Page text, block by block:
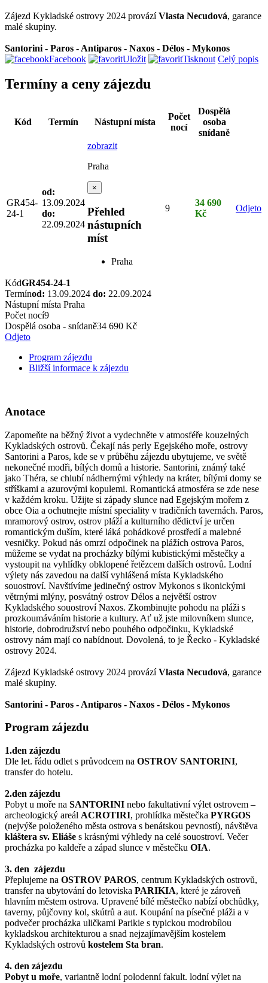
Zájezd Kykladské ostrovy 2024 provázíVlasta Necudová, garance
malé skupiny.
Santorini - Paros - Antiparos - Naxos - Délos - Mykonos
Facebook
Uložit Tisknout Celý popis
Termíny a ceny zájezdu
Kód Termín Nástupní místa
Počet
nocí
Dospělá
osoba
snídaně
GR454-
24-1
od:
13.09.2024
do:
22.09.2024
zobrazit
Praha
×
Přehled
nástupních
míst
Praha
9
34 690
Kč
Odjeto
KódGR454-24-1
Termínod: 13.09.2024 do: 22.09.2024
Nástupní místa Praha
Počet nocí9
Dospělá osoba - snídaně34 690 Kč
Odjeto
Program zájezdu
Bližší informace k zájezdu
Anotace
Zapomeňte na běžný život a vydechněte v atmosféře kouzelných
Kykladských ostrovů. Čekají nás perly Egejského moře, ostrovy
Santorini a Paros, kde se v průběhu zájezdu ubytujeme, ve světě
nekonečné modři, bílých domů a historie. Santorini, známý také
jako Théra, se chlubí nádhernými výhledy na kráter, bílými domy se
stříškami a azurovými kopulemi. Romantická atmosféra se zde nese
v každém kroku. Užijte si západy slunce nad Egejským mořem z
obce Oia a ochutnejte místní speciality v tradičních tavernách. Paros,
mramorový ostrov, ostrov pláží a kulturního dědictví je určen
romantickým duším, které láká pohádkové prostředí a malebné
vesničky. Pokud nás omrzí odpočinek na plážích ostrova Paros,
můžeme se vydat na procházky bílými kubistickými městečky a
vystoupit na vyhlídky obklopené řetězcem dalších ostrovů. Lodní
výlety nás zavedou na další vyhlášená místa Kykladského
souostroví. Navštívíme jedinečný ostrov Mykonos s ikonickými
větrnými mlýny, posvátný ostrov Délos a největší ostrov
Kykladského souostroví Naxos. Zkombinujte pohodu na pláži s
prozkoumáváním historie a kultury. Ať už jste milovníkem slunce,
historie, dobrodružství nebo pouhého odpočinku, Kykladské
ostrovy nám mají co nabídnout. Dovolená, to je Řecko - Kykladské
ostrovy 2024.
Zájezd Kykladské ostrovy 2024 provázíVlasta Necudová, garance
malé skupiny.
Santorini - Paros - Antiparos - Naxos - Délos - Mykonos
Program zájezdu
1.den zájezdu
Dle let. řádu odlet s průvodcem na OSTROV SANTORINI,
transfer do hotelu.
2.den zájezdu
Pobyt u moře na SANTORINI nebo fakultativní výlet ostrovem –
archeologický areál ACROTIRI, prohlídka městečka PYRGOS
(nejvýše položeného města ostrova s benátskou pevností), návštěva
kláštera sv. Eliáše s krásnými výhledy na celé souostroví. Večer
procházka po kaldeře a západ slunce v městečku OIA.
3. den zájezdu
Přeplujeme na OSTROV PAROS, centrum Kykladských ostrovů,
transfer na ubytování do letoviska PARIKIA, které je zároveň
hlavním městem ostrova. Upravené bílé městečko nabízí obchůdky,
taverny, půjčovny kol, skútrů a aut. Koupání na písečné pláži a v
podvečer procházka uličkami Parikie s typickou modrobílou
kykladskou architekturou a snad nejzajímavějším kostelem
Kykladských ostrovů kostelem Sta bran.
4. den zájezdu
Pobyt u moře, variantně lodní polodenní fakult. lodní výlet na